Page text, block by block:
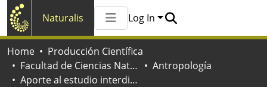
Naturalis
All of Naturalis
Log In
Home
Producción Científica
Facultad de Ciencias Naturales y Museo
Antropología
Aporte al estudio interdisciplinario y transcultural del Susto : una comparación entre comunidades rurales de Argentina y México